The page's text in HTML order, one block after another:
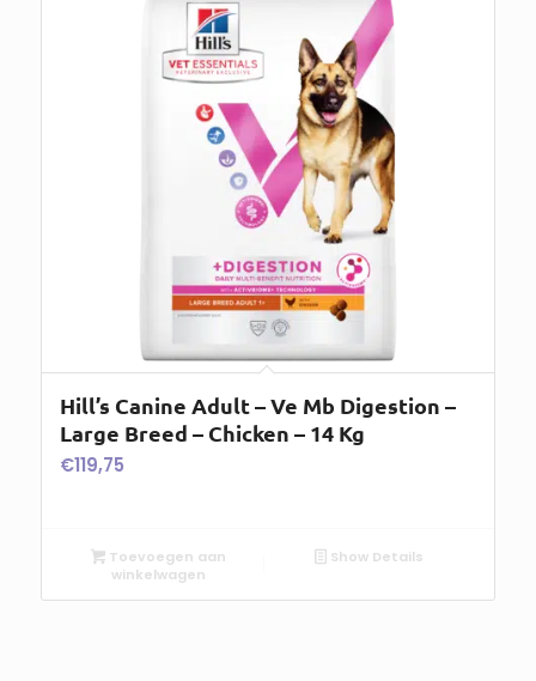
Hill’s Canine Adult – Ve Mb Digestion –
Large Breed – Chicken – 14 Kg
€119,75
Toevoegen aan
winkelwagen
Show Details